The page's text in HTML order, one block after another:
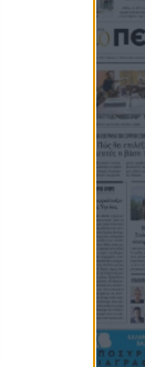
Οι
της
18:24 Ο
18:20
18:18